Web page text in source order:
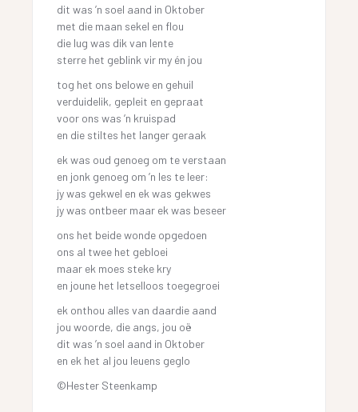
dit was ’n soel aand in Oktober
met die maan sekel en flou
die lug was dik van lente
sterre het geblink vir my én jou
tog het ons belowe en gehuil
verduidelik, gepleit en gepraat
voor ons was ’n kruispad
en die stiltes het langer geraak
ek was oud genoeg om te verstaan
en jonk genoeg om ’n les te leer:
jy was gekwel en ek was gekwes
jy was ontbeer maar ek was beseer
ons het beide wonde opgedoen
ons al twee het gebloei
maar ek moes steke kry
en joune het letselloos toegegroei
ek onthou alles van daardie aand
jou woorde, die angs, jou oë
dit was ’n soel aand in Oktober
en ek het al jou leuens geglo
©Hester Steenkamp